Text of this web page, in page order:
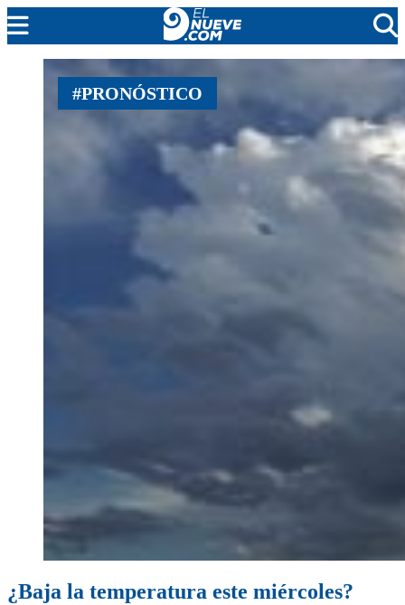
MENDOZA
CADA DÍA
EL NUEVE STREAMS
#PRONÓSTICO
¿Baja la temperatura este miércoles?